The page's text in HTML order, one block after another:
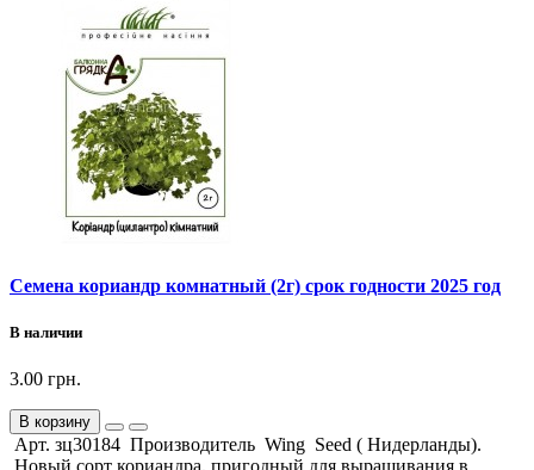
Семена кориандр комнатный (2г) срок годности 2025 год
В наличии
3.00 грн.
В корзину
Арт. зц30184 Производитель Wing Seed ( Нидерланды).
Новый сорт кориандра, пригодный для выращивания в